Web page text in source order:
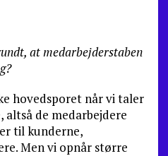
at medarbejderstaben
hovedsporet når vi taler
de medarbejdere
til kunderne,
Men vi opnår større